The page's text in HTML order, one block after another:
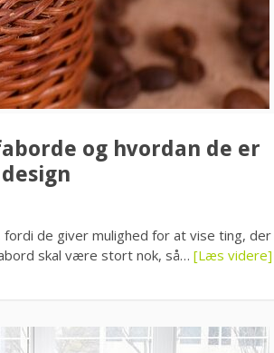
og hvordan de er
de giver mulighed for at vise ting, der
skal være stort nok, så… [Læs videre]